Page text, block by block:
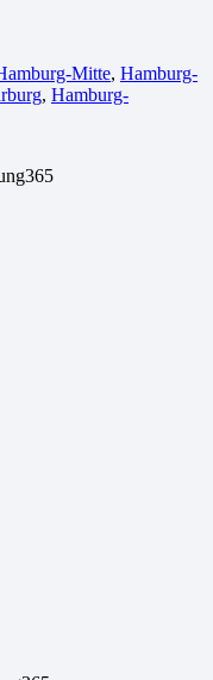
Mitte, Hamburg-
, Hamburg-